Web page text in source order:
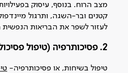
מצב הרוח. בנוסף, עיסוק
קטנים ובר-השגה, ותרגול
לעזור לשפר את הבריאות הנפשית
2. פסיכותרפיה (טיפול פסיכולוגי)
טיפול בשיחות, או פסיכותרפיה-